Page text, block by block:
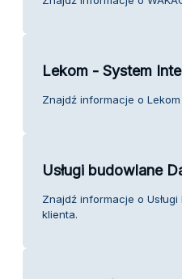
Lekom - System
Znajdź informacje o
Usługi budowlane
Znajdź informacje o
klienta.